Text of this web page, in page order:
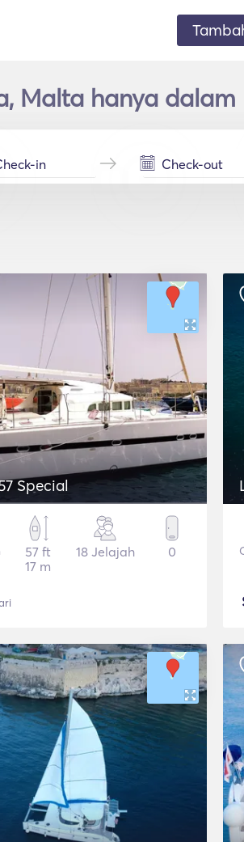
Malta hanya
Special
57 ft
17 m
18 Jelajah 0